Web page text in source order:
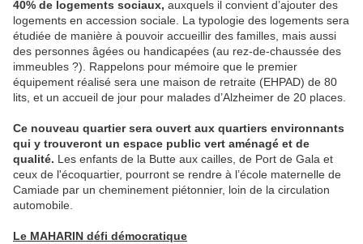
40% de logements sociaux, auxquels il convient d’ajouter des
logements en accession sociale. La typologie des logements sera
étudiée de manière à pouvoir accueillir des familles, mais aussi
des personnes âgées ou handicapées (au rez-de-chaussée des
immeubles ?). Rappelons pour mémoire que le premier
équipement réalisé sera une maison de retraite (EHPAD) de 80
lits, et un accueil de jour pour malades d’Alzheimer de 20 places.
Ce nouveau quartier sera ouvert aux quartiers environnants
qui y trouveront un espace public vert aménagé et de
qualité. Les enfants de la Butte aux cailles, de Port de Gala et
ceux de l'écoquartier, pourront se rendre à l’école maternelle de
Camiade par un cheminement piétonnier, loin de la circulation
automobile.
Le MAHARIN défi démocratique